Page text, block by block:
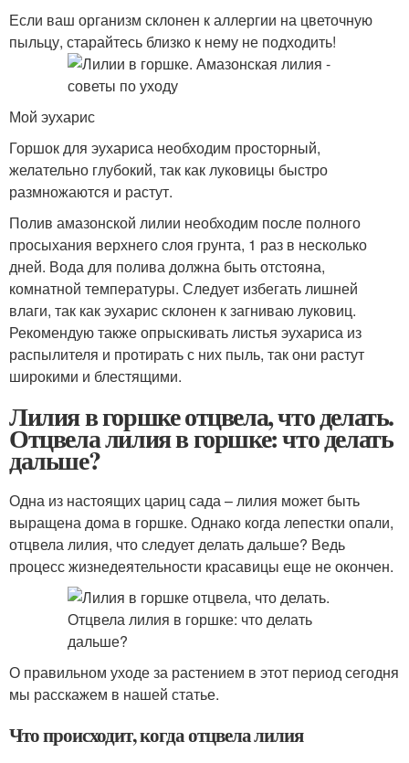
Если ваш организм склонен к аллергии на цветочную
пыльцу, старайтесь близко к нему не подходить!
Мой эухарис
Горшок для эухариса необходим просторный,
желательно глубокий, так как луковицы быстро
размножаются и растут.
Полив амазонской лилии необходим после полного
просыхания верхнего слоя грунта, 1 раз в несколько
дней. Вода для полива должна быть отстояна,
комнатной температуры. Следует избегать лишней
влаги, так как эухарис склонен к загниваю луковиц.
Рекомендую также опрыскивать листья эухариса из
распылителя и протирать с них пыль, так они растут
широкими и блестящими.
Лилия в горшке отцвела, что делать.
Отцвела лилия в горшке: что делать
дальше?
Одна из настоящих цариц сада – лилия может быть
выращена дома в горшке. Однако когда лепестки опали,
отцвела лилия, что следует делать дальше? Ведь
процесс жизнедеятельности красавицы еще не окончен.
О правильном уходе за растением в этот период сегодня
мы расскажем в нашей статье.
Что происходит, когда отцвела лилия